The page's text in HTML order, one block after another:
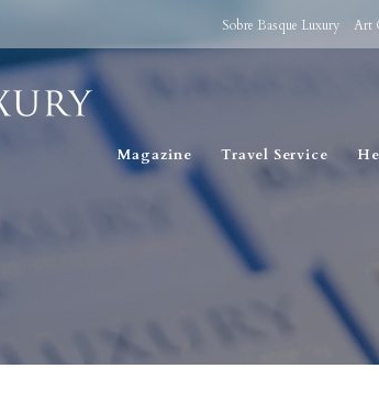
Sobre Basque Luxury Art
Magazine Travel Service